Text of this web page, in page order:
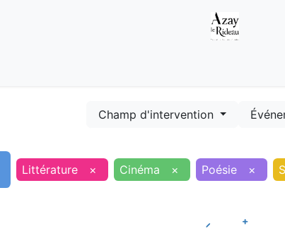
Champ d'intervention
Littérature × Cinéma × Poésie ×